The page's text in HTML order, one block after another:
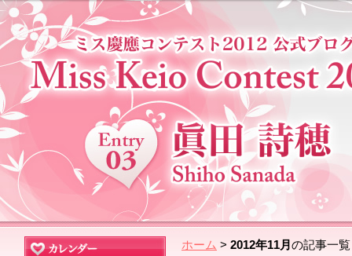
ホーム > 2012年11月 の記事一覧